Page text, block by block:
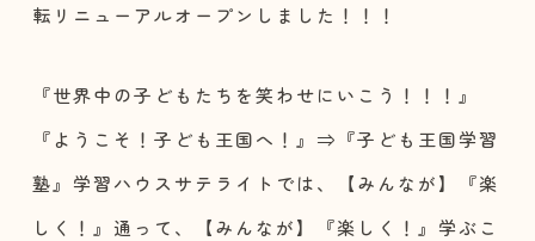
転リニューアルオープンしました！！！
『世界中の子どもたちを笑わせにいこう！！！』
『ようこそ！子ども王国へ！』⇒『子ども王国学習
塾』学習ハウスサテライトでは、【みんなが】『楽
しく！』通って、【みんなが】『楽しく！』学ぶこ